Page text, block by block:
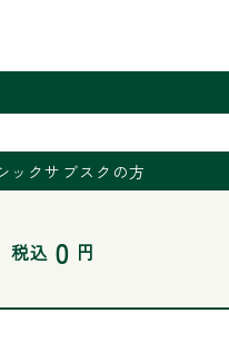
ックサブスクの方
税込 0 円